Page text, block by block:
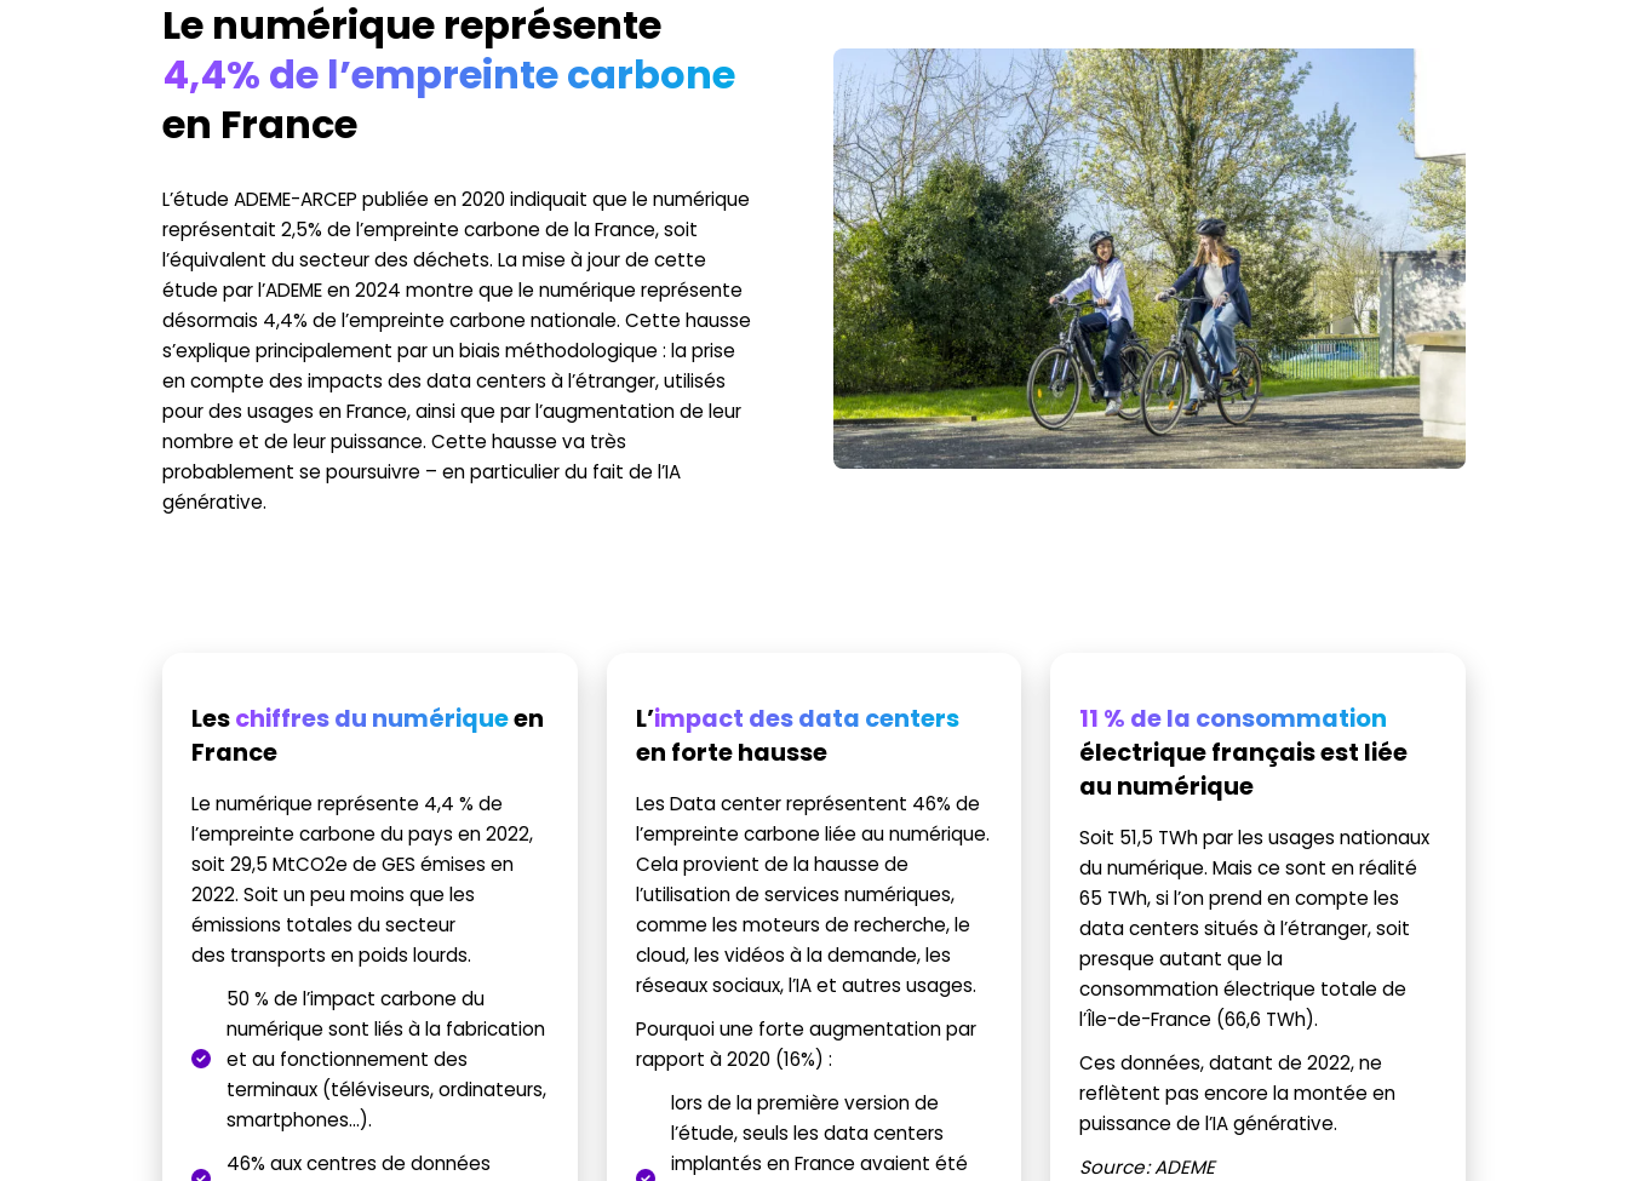
Le numérique représente
4,4% de l’empreinte carbone
en France
L’étude ADEME-ARCEP publiée en 2020 indiquait que le numérique
représentait 2,5% de l’empreinte carbone de la France, soit
l’équivalent du secteur des déchets. La mise à jour de cette
étude par l’ADEME en 2024 montre que le numérique représente
désormais 4,4% de l’empreinte carbone nationale. Cette hausse
s’explique principalement par un biais méthodologique : la prise
en compte des impacts des data centers à l’étranger, utilisés
pour des usages en France, ainsi que par l’augmentation de leur
nombre et de leur puissance. Cette hausse va très
probablement se poursuivre – en particulier du fait de l’IA
générative.
Les chiffres du numériqueen
France
Le numérique représente 4,4 % de
l’empreinte carbone du pays en 2022,
soit 29,5 MtCO2e de GES émises en
2022. Soit un peu moins que les
émissions totales du secteur
des transports en poids lourds.
50 % de l’impact carbone du
numérique sont liés à la fabrication
et au fonctionnement des
terminaux (téléviseurs, ordinateurs,
smartphones…).
46% aux centres de données
L’impact des data centers
en forte hausse
Les Data center représentent 46% de
l’empreinte carbone liée au numérique.
Cela provient de la hausse de
l’utilisation de services numériques,
comme les moteurs de recherche, le
cloud, les vidéos à la demande, les
réseaux sociaux, l’IA et autres usages.
Pourquoi une forte augmentation par
rapport à 2020 (16%) :
lors de la première version de
l’étude, seuls les data centers
implantés en France avaient été
11 % de la consommation
électrique français est liée
au numérique
Soit 51,5 TWh par les usages nationaux
du numérique. Mais ce sont en réalité
65 TWh, si l’on prend en compte les
data centers situés à l’étranger, soit
presque autant que la
consommation électrique totale de
l’Île-de-France (66,6 TWh).
Ces données, datant de 2022, ne
reflètent pas encore la montée en
puissance de l’IA générative.
Source : ADEME